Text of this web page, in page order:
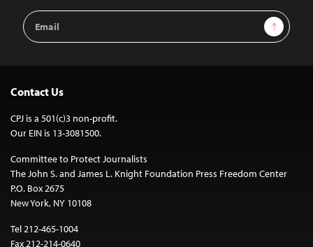
Email
Address
Sign Up
Contact Us
CPJ is a 501(c)3 non-profit.
Our EIN is 13-3081500.
Committee to Protect Journalists
The John S. and James L. Knight Foundation Press Freedom Center
P.O. Box 2675
New York, NY 10108
Tel 212-465-1004
Fax 212-214-0640